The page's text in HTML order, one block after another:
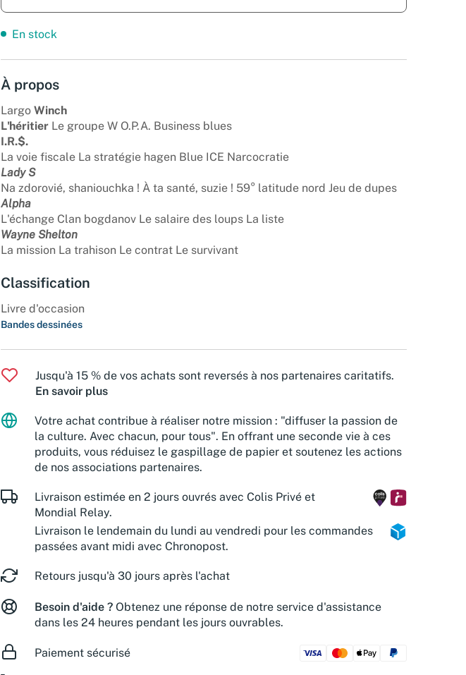
En stock
À propos
Largo Winch
L'héritier Le groupe W O.P.A. Business blues
I.R.$.
La voie fiscale La stratégie hagen Blue ICE Narcocratie
Lady S
Na zdorovié, shaniouchka ! À ta santé, suzie ! 59° latitude nord Jeu de dupes
Alpha
L'échange Clan bogdanov Le salaire des loups La liste
Wayne Shelton
La mission La trahison Le contrat Le survivant
Classification
Livre d'occasion
Bandes dessinées
Jusqu'à 15 % de vos achats sont reversés à nos partenaires caritatifs.
En savoir plus
Votre achat contribue à réaliser notre mission : "diffuser la passion de
la culture. Avec chacun, pour tous". En offrant une seconde vie à ces
produits, vous réduisez le gaspillage de papier et soutenez les actions
de nos associations partenaires.
Livraison estimée en 2 jours ouvrés avec Colis Privé et
Mondial Relay.
Livraison le lendemain du lundi au vendredi pour les commandes
passées avant midi avec Chronopost.
Retours jusqu'à 30 jours après l'achat
Besoin d'aide ? Obtenez une réponse de notre service d'assistance
dans les 24 heures pendant les jours ouvrables.
Paiement sécurisé